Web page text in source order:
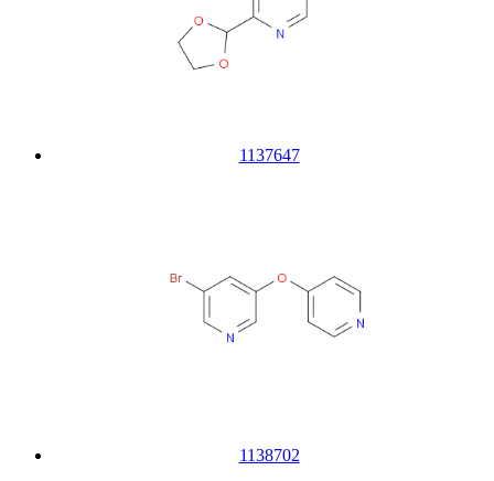
1137647
1138702